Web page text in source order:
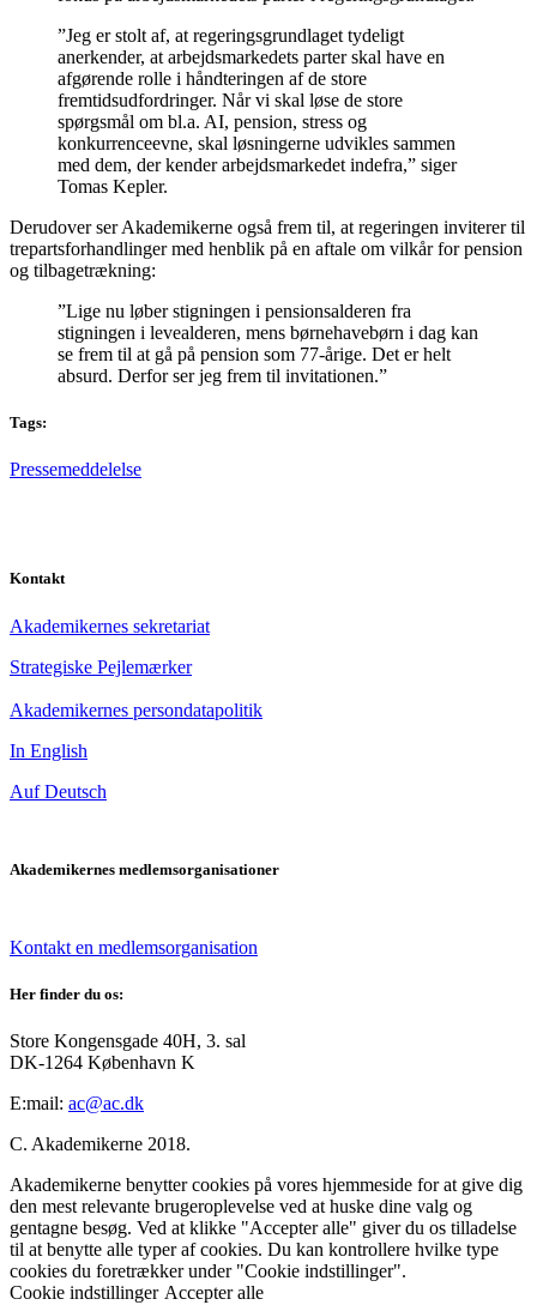
”Jeg er stolt af, at regeringsgrundlaget tydeligt
anerkender, at arbejdsmarkedets parter skal have en
afgørende rolle i håndteringen af de store
fremtidsudfordringer. Når vi skal løse de store
spørgsmål om bl.a. AI, pension, stress og
konkurrenceevne, skal løsningerne udvikles sammen
med dem, der kender arbejdsmarkedet indefra,” siger
Tomas Kepler.
Derudover ser Akademikerne også frem til, at regeringen inviterer til
trepartsforhandlinger med henblik på en aftale om vilkår for pension
og tilbagetrækning:
”Lige nu løber stigningen i pensionsalderen fra
stigningen i levealderen, mens børnehavebørn i dag kan
se frem til at gå på pension som 77-årige. Det er helt
absurd. Derfor ser jeg frem til invitationen.”
Tags:
Pressemeddelelse
Kontakt
Akademikernes sekretariat
Strategiske Pejlemærker
Akademikernes persondatapolitik
In English
Auf Deutsch
Akademikernes medlemsorganisationer
Kontakt en medlemsorganisation
Her finder du os:
Store Kongensgade 40H, 3. sal
DK-1264 København K
E:mail: ac@ac.dk
C. Akademikerne 2018.
Akademikerne benytter cookies på vores hjemmeside for at give dig
den mest relevante brugeroplevelse ved at huske dine valg og
gentagne besøg. Ved at klikke "Accepter alle" giver du os tilladelse
til at benytte alle typer af cookies. Du kan kontrollere hvilke type
cookies du foretrækker under "Cookie indstillinger".
Cookie indstillinger Accepter alle